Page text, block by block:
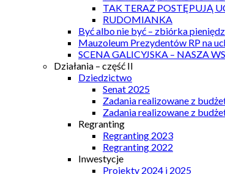
TAK TERAZ POSTĘPUJĄ
RUDOMIANKA
Być albo nie być – zbiórka
Mauzoleum Prezydentów RP na
SCENA GALICYJSKA – NASZA
Działania – część II
Dziedzictwo
Senat 2025
Zadania realizowane z
Zadania realizowane z
Regranting
Regranting 2023
Regranting 2022
Inwestycje
Projekty 2024 i 2025